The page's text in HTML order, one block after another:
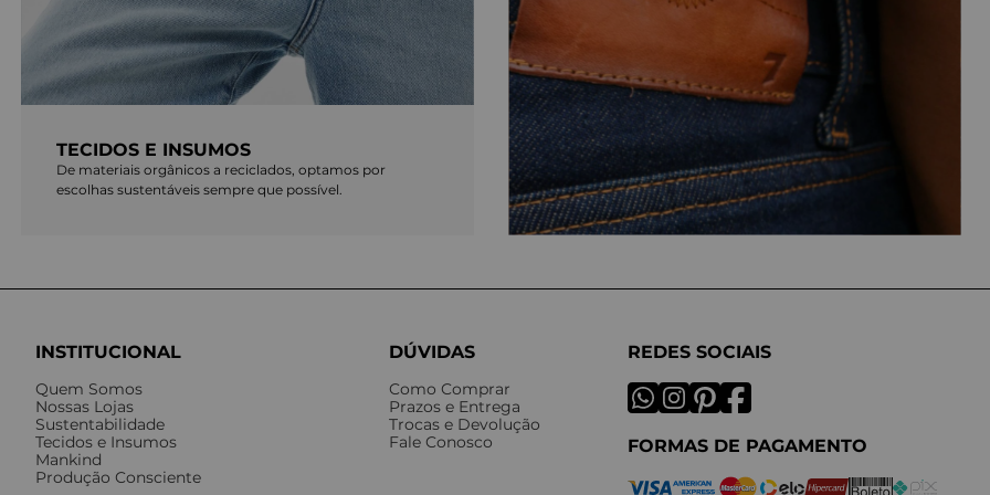
TECIDOS E INSUMOS
De materiais orgânicos a reciclados, optamos por
escolhas sustentáveis sempre que possível.
INSTITUCIONAL
Quem Somos
Nossas Lojas
Sustentabilidade
Tecidos e Insumos
Mankind
Produção Consciente
DÚVIDAS
Como Comprar
Prazos e Entrega
Trocas e Devolução
Fale Conosco
REDES SOCIAIS
FORMAS DE PAGAMENTO